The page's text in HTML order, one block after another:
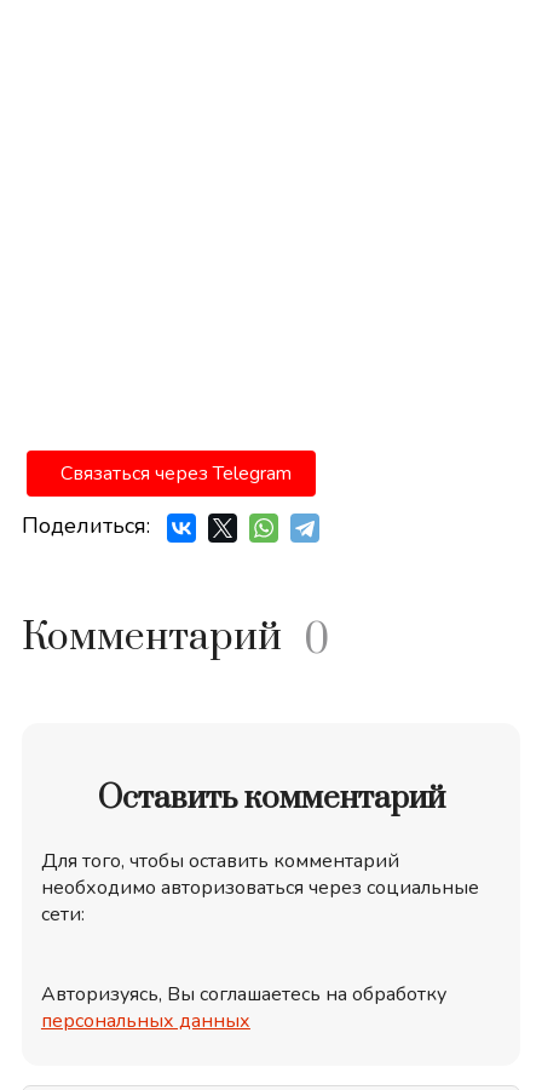
Связаться через Telegram
Поделиться:
Комментарий 0
Оставить комментарий
Для того, чтобы оставить комментарий
необходимо авторизоваться через социальные
сети:
Авторизуясь, Вы соглашаетесь на обработку
персональных данных